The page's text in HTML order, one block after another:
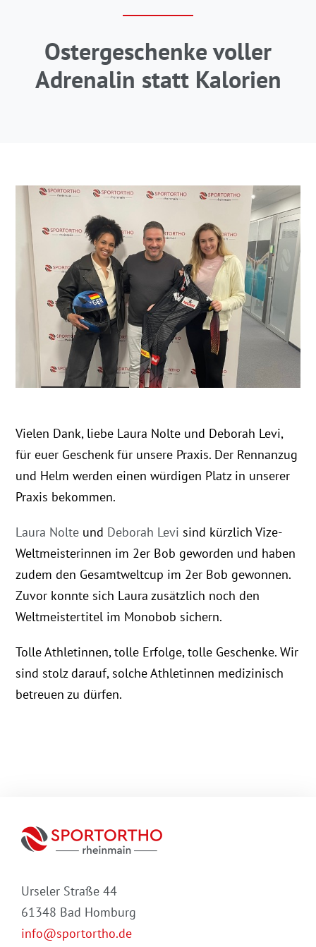
Ostergeschenke voller
Adrenalin statt Kalorien
Vielen Dank, liebe Laura Nolte und Deborah Levi,
für euer Geschenk für unsere Praxis. Der Rennanzug
und Helm werden einen würdigen Platz in unserer
Praxis bekommen.
Laura Nolte und Deborah Levi sind kürzlich Vize-
Weltmeisterinnen im 2er Bob geworden und haben
zudem den Gesamtweltcup im 2er Bob gewonnen.
Zuvor konnte sich Laura zusätzlich noch den
Weltmeistertitel im Monobob sichern.
Tolle Athletinnen, tolle Erfolge, tolle Geschenke. Wir
sind stolz darauf, solche Athletinnen medizinisch
betreuen zu dürfen.
Urseler Straße 44
61348 Bad Homburg
info@sportortho.de